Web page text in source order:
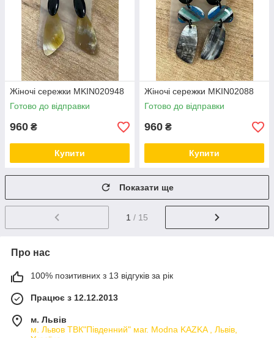
Жіночі сережки MKIN020948
Готово до відправки
960 ₴
Купити
Жіночі сережки MKIN02088
Готово до відправки
960 ₴
Купити
Показати ще
1 / 15
Про нас
100% позитивних з 13 відгуків за рік
Працює з 12.12.2013
м. Львів
м. Львов ТВК"Південний" маг. Modna KAZKA , Львів,